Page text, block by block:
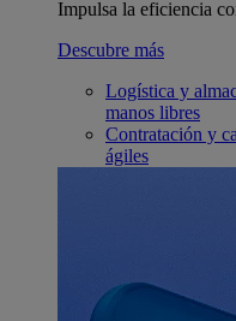
Impulsa la eficiencia
Descubre más
Logística y
manos libres
Contratación y
ágiles